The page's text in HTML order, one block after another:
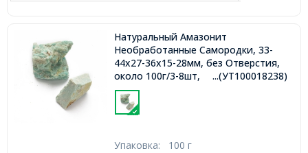
Натуральный Амазонит
Необработанные Самородки, 33-
44x27-36x15-28мм, без Отверстия,
около 100г/3-8шт,
...(УТ100018238)
Упаковка: 100 г